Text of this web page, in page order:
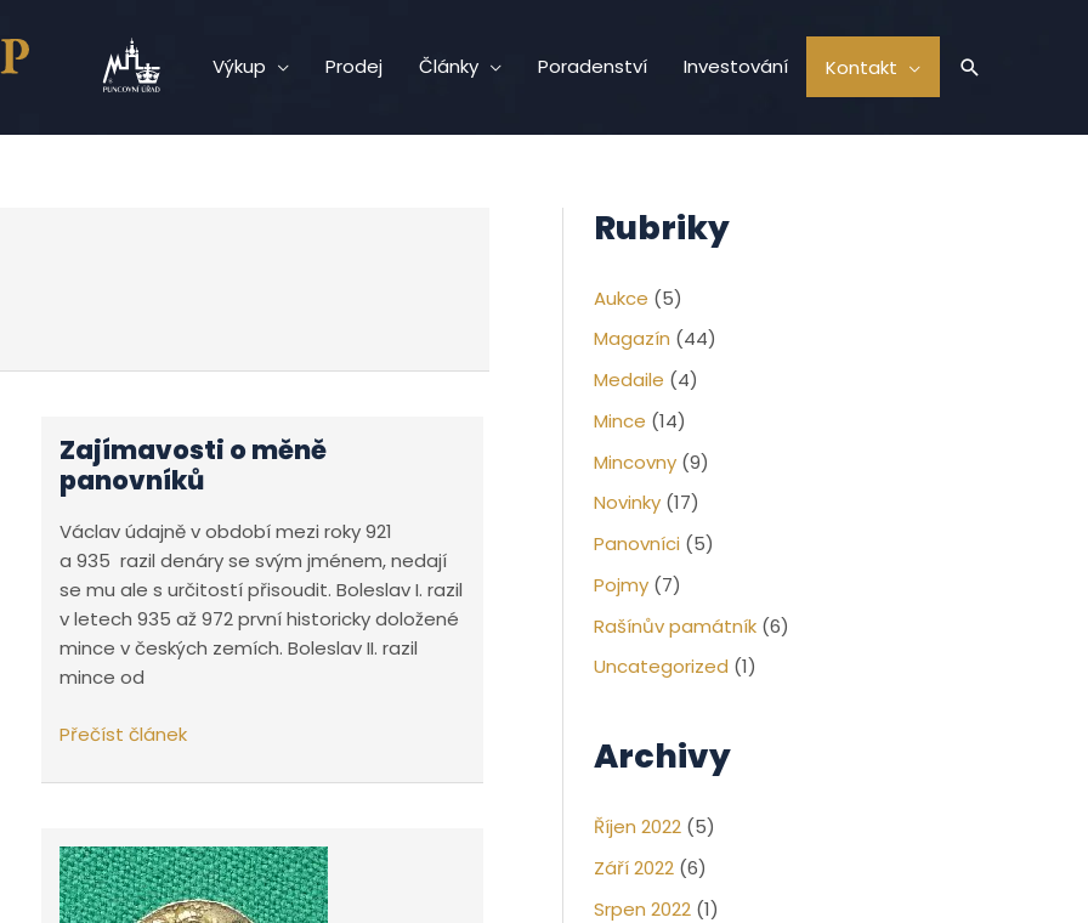
Výkup Prodej Články Poradenství Investování Kontakt Hledat
Zajímavosti o měně
panovníků
Václav údajně v období mezi roky 921
a 935 razil denáry se svým jménem, nedají
se mu ale s určitostí přisoudit. Boleslav I. razil
v letech 935 až 972 první historicky doložené
mince v českých zemích. Boleslav II. razil
mince od
Zajímavosti
panovníků
Přečíst článek
Rubriky
Aukce (5)
Magazín (44)
Medaile (4)
Mince (14)
Mincovny (9)
Novinky (17)
Panovníci (5)
Pojmy (7)
Rašínův památník (6)
Uncategorized (1)
Archivy
Říjen 2022 (5)
Září 2022 (6)
Srpen 2022 (1)